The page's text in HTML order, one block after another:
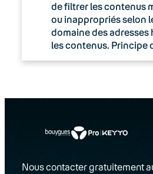
de filtrer les contenus
ou inappropriés selon
domaine des adresses
les contenus. Principe
Nous contacter gratuitement